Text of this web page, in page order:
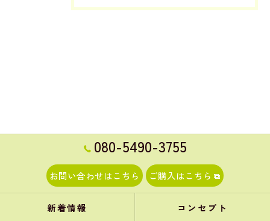
080-5490-3755
お問い合わせはこちら ご購入はこちら
新着情報 コンセプト